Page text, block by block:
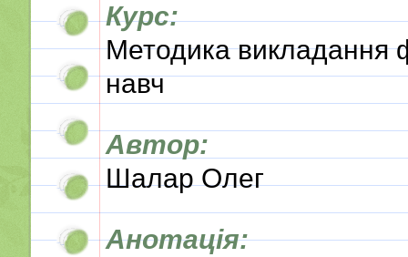
Курс:
Методика викладання
навч
Автор:
Шалар Олег
Анотація: